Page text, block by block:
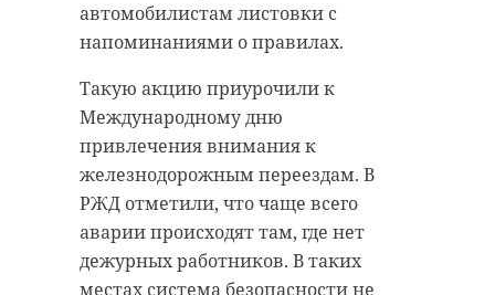
автомобилистам листовки с
напоминаниями о правилах.
Такую акцию приурочили к
Международному дню
привлечения внимания к
железнодорожным переездам. В
РЖД отметили, что чаще всего
аварии происходят там, где нет
дежурных работников. В таких
местах система безопасности не